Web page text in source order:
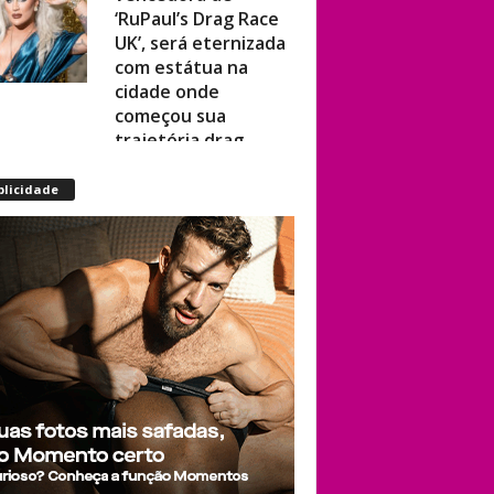
UK’, será eternizada
com estátua na
cidade onde
começou sua
trajetória drag
espanhol viram
assunto na web por
fotos “românticas”
em iate
Presença de
Shangela faz
estrelas de RuPaul’s
Drag Race
abandonarem festa
de aniversário de